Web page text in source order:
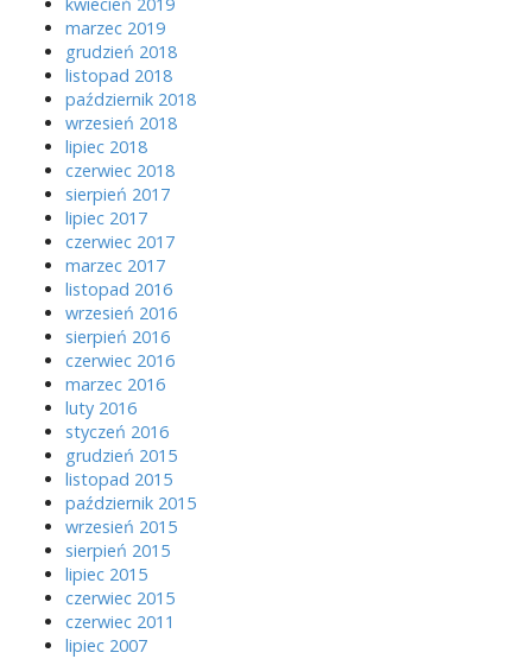
marzec 2019
grudzień 2018
listopad 2018
październik 2018
wrzesień 2018
lipiec 2018
czerwiec 2018
sierpień 2017
lipiec 2017
czerwiec 2017
marzec 2017
listopad 2016
wrzesień 2016
sierpień 2016
czerwiec 2016
marzec 2016
luty 2016
styczeń 2016
grudzień 2015
listopad 2015
październik 2015
wrzesień 2015
sierpień 2015
lipiec 2015
czerwiec 2015
czerwiec 2011
lipiec 2007